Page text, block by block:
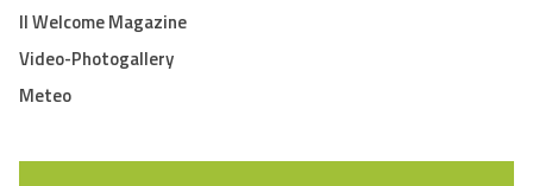
Il Welcome Magazine
Video-Photogallery
Meteo